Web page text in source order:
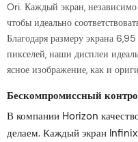
Ori. Каждый экран, независимо
чтобы идеально
Благодаря размеру экрана
пикселей, наши дисплеи
ясное изображение, как и
Бескомпромиссный
В компании Horizon
делаем. Каждый экран